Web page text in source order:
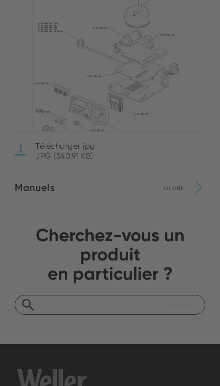
Télécharger jpg
JPG (340.91 KB)
Manuels ouvrir
Cherchez-vous un
produit
en particulier ?